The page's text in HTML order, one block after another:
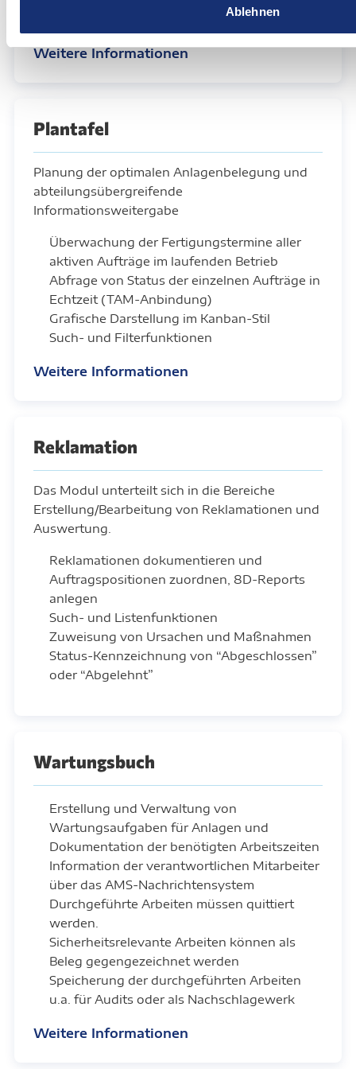
Ablehnen
Konvertierung in PDF-Dokumente (optional)
Weitere Informationen
Plantafel
Planung der optimalen Anlagenbelegung und
abteilungsübergreifende
Informationsweitergabe
Überwachung der Fertigungstermine aller
aktiven Aufträge im laufenden Betrieb
Abfrage von Status der einzelnen Aufträge in
Echtzeit (TAM-Anbindung)
Grafische Darstellung im Kanban-Stil
Such- und Filterfunktionen
Weitere Informationen
Reklamation
Das Modul unterteilt sich in die Bereiche
Erstellung/Bearbeitung von Reklamationen und
Auswertung.
Reklamationen dokumentieren und
Auftragspositionen zuordnen, 8D-Reports
anlegen
Such- und Listenfunktionen
Zuweisung von Ursachen und Maßnahmen
Status-Kennzeichnung von “Abgeschlossen”
oder “Abgelehnt”
Wartungsbuch
Erstellung und Verwaltung von
Wartungsaufgaben für Anlagen und
Dokumentation der benötigten Arbeitszeiten
Information der verantwortlichen Mitarbeiter
über das AMS-Nachrichtensystem
Durchgeführte Arbeiten müssen quittiert
werden.
Sicherheitsrelevante Arbeiten können als
Beleg gegengezeichnet werden
Speicherung der durchgeführten Arbeiten
u.a. für Audits oder als Nachschlagewerk
Weitere Informationen